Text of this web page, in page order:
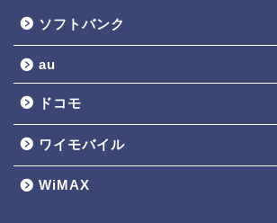
ソフトバンク
au
ドコモ
ワイモバイル
WiMAX